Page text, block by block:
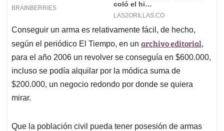
Conseguir un arma es relativamente fácil, de hecho,
según el periódico El Tiempo, en un archivo editorial,
para el año 2006 un revolver se conseguía en $600.000,
incluso se podía alquilar por la módica suma de
$200.000, un negocio redondo por donde se quiera
mirar.
Que la población civil pueda tener posesión de armas